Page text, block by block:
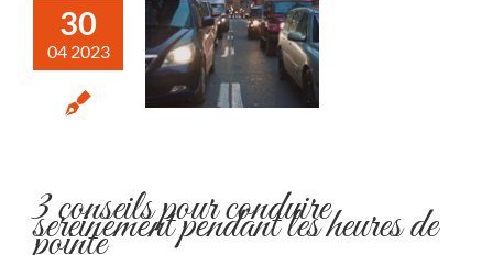
30
04 2023
3 conseils pour conduire
sereinement pendant les heures de
pointe